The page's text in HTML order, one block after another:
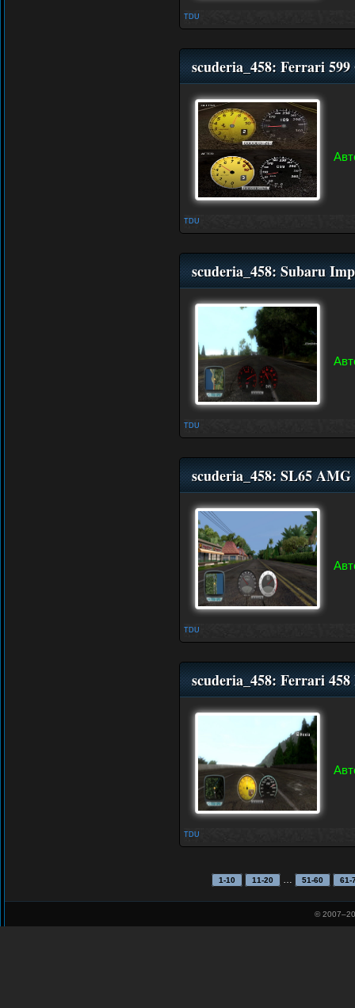
TDU
scuderia_458: Ferrari
TDU
scuderia_458: Subaru
TDU
scuderia_458: SL65
TDU
scuderia_458: Ferrari
TDU
1-10 11-20 … 51-60 61-
© 2007–